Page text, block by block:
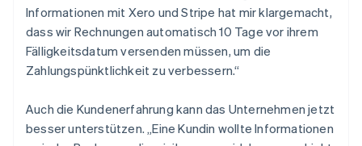
Informationen mit Xero und Stripe hat mir klargemacht,
dass wir Rechnungen automatisch 10 Tage vor ihrem
Fälligkeitsdatum versenden müssen, um die
Zahlungspünktlichkeit zu verbessern.“
Auch die Kundenerfahrung kann das Unternehmen jetzt
besser unterstützen. „Eine Kundin wollte Informationen